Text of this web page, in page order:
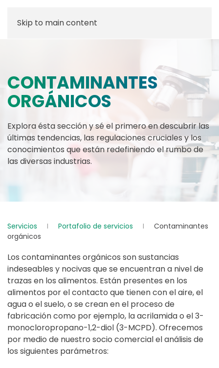
Skip to main content
CONTAMINANTES
ORGÁNICOS
Explora ésta sección y sé el primero en descubrir las
últimas tendencias, las regulaciones cruciales y los
conocimientos que están redefiniendo el rumbo de
las diversas industrias.
Servicios Portafolio de servicios
Contaminantes
orgánicos
Los contaminantes orgánicos son sustancias
indeseables y nocivas que se encuentran a nivel de
trazas en los alimentos. Están presentes en los
alimentos por el contacto que tienen con el aire, el
agua o el suelo, o se crean en el proceso de
fabricación como por ejemplo, la acrilamida o el 3-
monocloropropano-1,2-diol (3-MCPD). Ofrecemos
por medio de nuestro socio comercial el análisis de
los siguientes parámetros: